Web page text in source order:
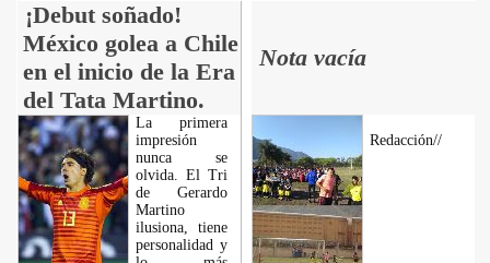
¡Debut soñado!
México golea a Chile
en el inicio de la Era
del Tata Martino.
Nota vacía
La primera
impresión
nunca se
olvida. El Tri
de Gerardo
Martino
ilusiona, tiene
personalidad y
Redacción//